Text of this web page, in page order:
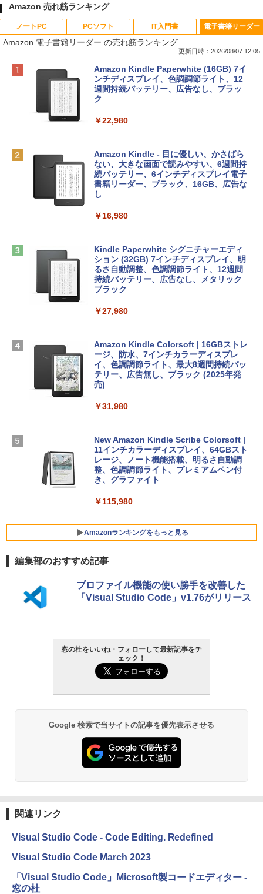
Amazon 売れ筋ランキング
ノートPC
Apple 2026 MacBook Neo A18 Proチッ
プ搭載13インチノートブック：AIとAppl
e Intelligence、Liquid Retinaディスプ
レイ、8GBメモリ、512GB SSD、1080p
ィゴ + 3年延長 AppleCare+ for 13インチ
￥162,598
tomtoc 360°保護 15.6 16インチ パソコ
ンケース Dell NEC Lavie ASUS HP dyna
Apple 2026 MacBook Air M5チップ搭載
13インチノートブック：AIとApple Intell
igence、13.6インチLiquid Retinaディ
スプレイ、24GBユニファイドメモリ、1
ームカメラ、日本語キーボード、Touch I
￥298,901
【Amazon.co.jp限定】 HP ノートパソコ
ン 15-fd 15.6インチ 16GBメモリ 512GB
FMV ノートパソコン WE1-K3 (MS 365 P
ersonal/Copilotキー搭載/Win 11/15.6型/
Core i5/16GB/SSD 512GB/ホワイト) FM
VWK3E15W_AZ
￥139,880
PCソフト
Robloxギフトカード - 800 Robux 【限
定バーチャルアイテムを含む】 【オンラ
インゲームコード】 ロブロックス | オン
ラインコード版
￥1,300
Microsoft Office Home & Business 202
4(最新 永続版)|オンラインコード版|Wind
ows11、10/mac対応|PC2台
￥39,582
インゲームコード】 ロブロックス | オン
ラインコード版
￥3,200
Robloxギフトカード - 1000 Robux 【限
ラインコード版
￥1,600
ト): Java & Bedrock Edition | オンライ
￥3,600
IT入門書
生成AIパスポート公式テキスト 第４版
￥1,766
出す プロンプトの言葉 AI画像生成シリー
ズ (はぴーイラストLabo)
￥480
ClaudeCode いちばんやさしい 教科書:
にもKindle出版にも！ 非エンジニアのた
めのAIコーディング入門シリーズ
￥99
1冊ですべて身につくHTML & CSSとWe
￥2,326
FM TOWNS ハイパー・カタログ: 本体ハ
ェクトリストと最新エミュレータ紹介
電子書籍リーダー
Amazon 電子書籍リーダー の売れ筋ランキング
更新日時：2026/08/07 12:05
Amazon Kindle Paperwhite (16GB) 7イ
ンチディスプレイ、色調調節ライト、12
週間持続バッテリー、広告なし、ブラッ
ク
￥22,980
Amazon Kindle - 目に優しい、かさばら
ない、大きな画面で読みやすい、6週間持
続バッテリー、6インチディスプレイ電子
書籍リーダー、ブラック、16GB、広告な
し
￥16,980
Kindle Paperwhite シグニチャーエディ
ション (32GB) 7インチディスプレイ、明
るさ自動調整、色調調節ライト、12週間
持続バッテリー、広告なし、メタリック
ブラック
￥27,980
Amazon Kindle Colorsoft | 16GBストレ
ージ、防水、7インチカラーディスプレ
イ、色調調節ライト、最大8週間持続バッ
テリー、広告無し、ブラック (2025年発
売)
￥31,980
New Amazon Kindle Scribe Colorsoft |
11インチカラーディスプレイ、64GBスト
レージ、ノート機能搭載、明るさ自動調
整、色調調節ライト、プレミアムペン付
き、グラファイト
￥115,980
Amazonランキングをもっと見る
編集部のおすすめ記事
プロファイル機能の使い勝手を改善した
「Visual Studio Code」v1.76がリリース
窓の杜をいいね・フォローして最新記事をチ
ェック！
Google 検索で当サイトの記事を優先表示させる
関連リンク
Visual Studio Code - Code Editing. Redefined
Visual Studio Code March 2023
「Visual Studio Code」Microsoft製コードエディター -
窓の杜